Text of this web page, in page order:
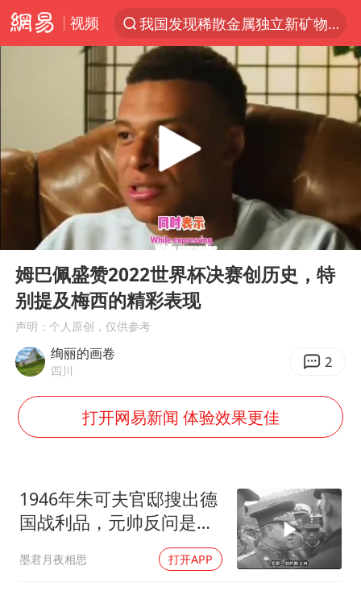
视频
我国发现稀散金属独立新矿物——乌斯河锗矿
台风“白海豚”登陆 各地各部门全力应对
部分银行上调存款利率
小沈阳加盟《披荆斩棘》
朱一龙的鼻子怎么了
上海暴雨已致多处积水
三预警齐发 11个省份有大到暴雨
上海地铁4条线路全线停运
上海鼓励居家办公
4.2平卫生间补漏注胶花1.55万
5万小车卖不动 微型代步车集体遇冷
科创50指数跌幅扩大至2%
56岁刘奕君跟13岁女儿合跳
大疆错失宇树
Play
00:00 01:29
姆巴佩盛赞2022世界杯决赛创历史，特
别提及梅西的精彩表现
声明：个人原创，仅供参考
绚丽的画卷
四川 2
打开网易新闻 体验效果更佳
1946年朱可夫官邸搜出德
国战利品，元帅反问是否
墨君月夜相思 打开APP